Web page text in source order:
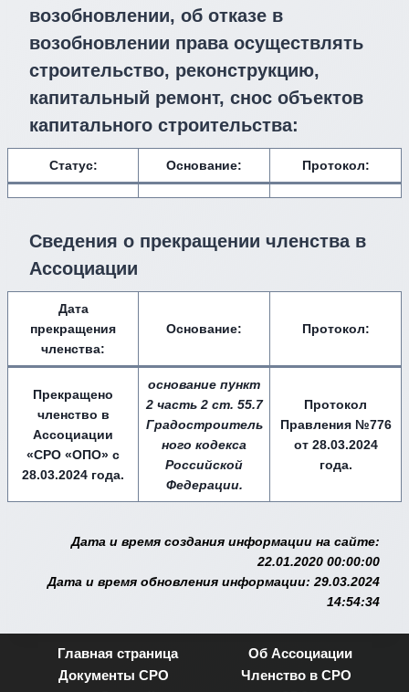
возобновлении, об отказе в
возобновлении права осуществлять
строительство, реконструкцию,
капитальный ремонт, снос объектов
капитального строительства:
Статус: Основание: Протокол:
Сведения о прекращении членства в
Ассоциации
Дата
прекращения
членства:
Основание: Протокол:
Прекращено
членство в
Ассоциации
«СРО «ОПО» с
28.03.2024 года.
основание пункт
2 часть 2 ст. 55.7
Градостроитель
ного кодекса
Российской
Федерации.
Протокол
Правления №776
от 28.03.2024
года.
Дата и время создания информации на сайте:
22.01.2020 00:00:00
Дата и время обновления информации: 29.03.2024
14:54:34
Главная страница
Об Ассоциации
Документы СРО
Членство в СРО